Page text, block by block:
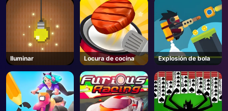
Iluminar Locura de cocina Explosión de bola